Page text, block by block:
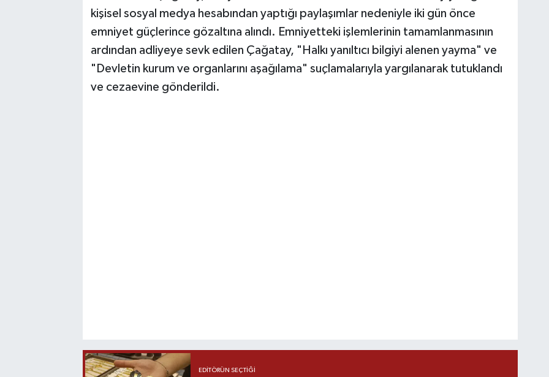
kişisel sosyal medya hesabından yaptığı paylaşımlar nedeniyle iki gün önce
emniyet güçlerince gözaltına alındı. Emniyetteki işlemlerinin tamamlanmasının
ardından adliyeye sevk edilen Çağatay, "Halkı yanıltıcı bilgiyi alenen yayma" ve
"Devletin kurum ve organlarını aşağılama" suçlamalarıyla yargılanarak tutuklandı
ve cezaevine gönderildi.
EDITÖRÜN SEÇTIĞI